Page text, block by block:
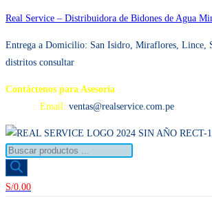
Ir
contenido
Real Service – Distribuidora de Bidones de Agua
Entrega a Domicilio: San Isidro, Miraflores, Lince,
distritos consultar
Contáctenos para Asesoría
Email: ventas@realservice.com.pe
Búsqueda
de
productos
S/0.00